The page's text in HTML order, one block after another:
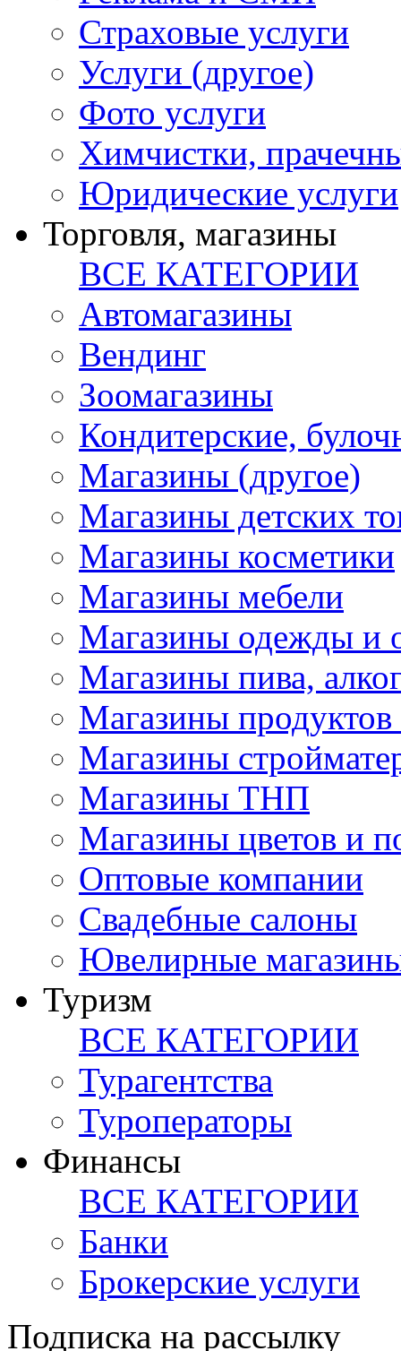
Страховые услуги
Услуги (другое)
Фото услуги
Химчистки,
Юридические услуги
Торговля, магазины
ВСЕ КАТЕГОРИИ
Автомагазины
Вендинг
Зоомагазины
Кондитерские,
Магазины (другое)
Магазины детских
Магазины косметики
Магазины мебели
Магазины одежды и
Магазины пива,
Магазины продуктов
Магазины
Магазины ТНП
Магазины цветов и
Оптовые компании
Свадебные салоны
Ювелирные
Туризм
ВСЕ КАТЕГОРИИ
Турагентства
Туроператоры
Финансы
ВСЕ КАТЕГОРИИ
Банки
Брокерские услуги
Подписка на рассылку